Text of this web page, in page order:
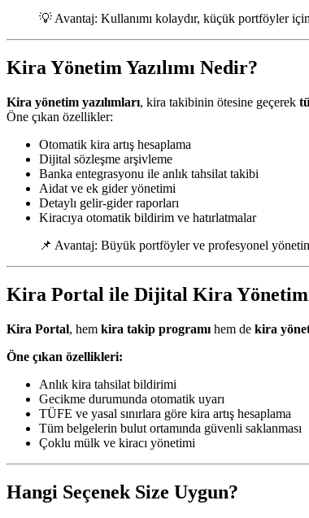
💡 Avantaj: Kullanımı kolaydır, küçük portföyler
Kira Yönetim Yazılımı Nedir?
Kira yönetim yazılımları, kira takibinin ötesine geçerek
Öne çıkan özellikler:
Otomatik kira artış hesaplama
Dijital sözleşme arşivleme
Banka entegrasyonu ile anlık tahsilat takibi
Aidat ve ek gider yönetimi
Detaylı gelir-gider raporları
Kiracıya otomatik bildirim ve hatırlatmalar
📌 Avantaj: Büyük portföyler ve profesyonel
Kira Portal ile Dijital Kira
Kira Portal, hem kira takip programı hem de kira
Öne çıkan özellikleri:
Anlık kira tahsilat bildirimi
Gecikme durumunda otomatik uyarı
TÜFE ve yasal sınırlara göre kira artış hesaplama
Tüm belgelerin bulut ortamında güvenli saklanması
Çoklu mülk ve kiracı yönetimi
Hangi Seçenek Size Uygun?